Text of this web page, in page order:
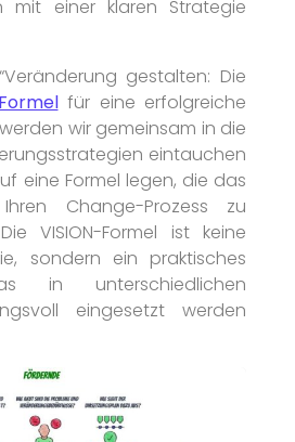
mit einer klaren Strategie
gestalten: Die
für eine erfolgreiche
wir gemeinsam in die
eintauchen
eine Formel legen, die das
Change-Prozess zu
VISION-Formel ist keine
sondern ein praktisches
in unterschiedlichen
eingesetzt werden